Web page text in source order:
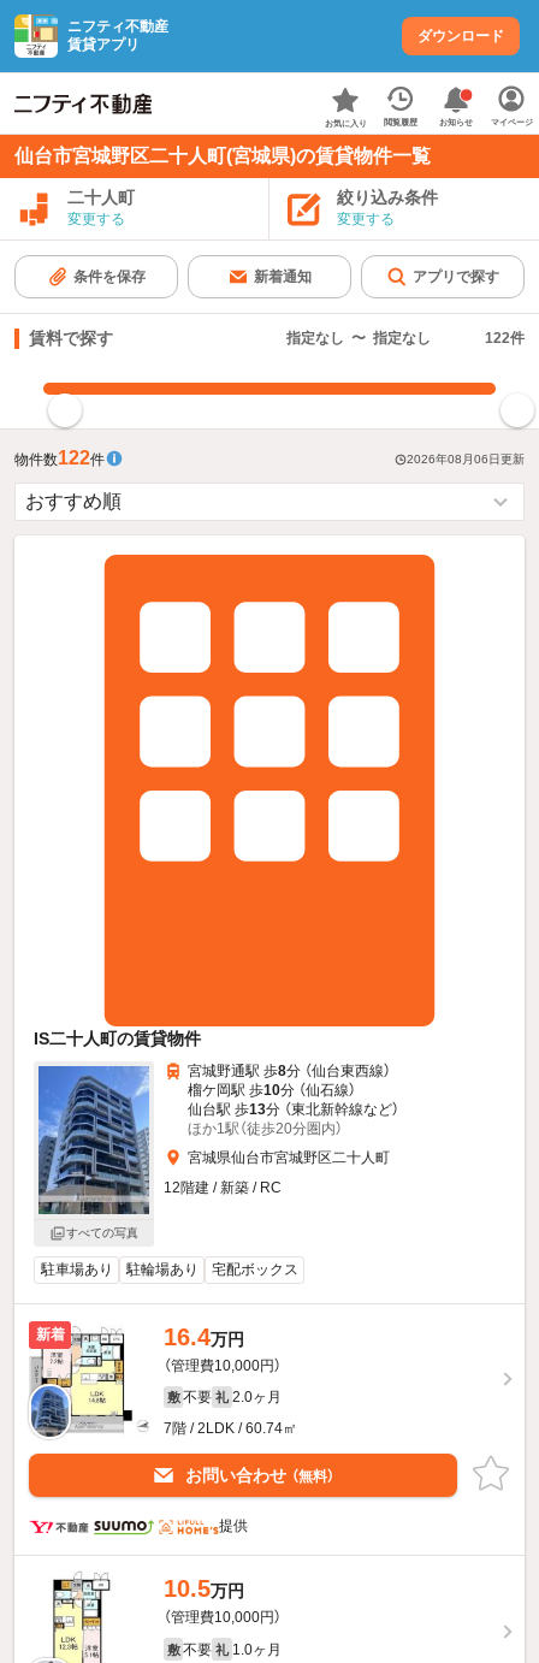
ニフティ不動産
賃貸アプリ
ダウンロード
お気に入り 閲覧履歴 お知らせ マイページ
仙台市宮城野区二十人町(宮城県)の賃貸物件一覧
二十人町
変更する
絞り込み条件
変更する
条件を保存 新着通知 アプリで探す
賃料で探す 指定なし 〜 指定なし 122件
物件数122件 2026年08月06日更新
IS二十人町の賃貸物件
すべての写真
宮城野通駅 歩8分 （仙台東西線）
榴ケ岡駅 歩10分 （仙石線）
仙台駅 歩13分 （東北新幹線など）
ほか1駅（徒歩20分圏内）
宮城県仙台市宮城野区二十人町
12階建 / 新築 / RC
駐車場あり 駐輪場あり 宅配ボックス
新着 16.4万円
（管理費10,000円）
敷 不要 礼 2.0ヶ月
7階 / 2LDK / 60.74㎡
お問い合わせ （無料）
提供
10.5万円
（管理費10,000円）
敷 不要 礼 1.0ヶ月